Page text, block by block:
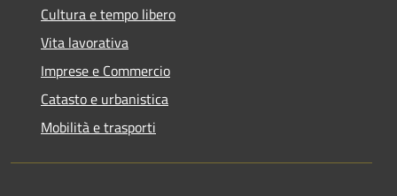
Cultura e tempo libero
Vita lavorativa
Imprese e Commercio
Catasto e urbanistica
Mobilità e trasporti